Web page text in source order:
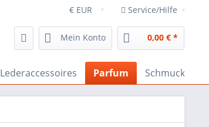
Service/Hilfe
Mein Konto 0,00 € *
Lederaccessoires Parfum Schmuck